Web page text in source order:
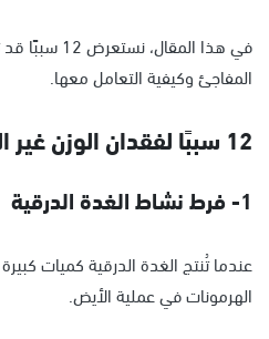
في هذا
المفاجئ وكيفية التعامل معها.
12 سببًا لفقدان الوزن غير المبرر
1- فرط نشاط الغدة الدرقية
عندما تُنتج الغدة الدرقية كميات
الهرمونات في عملية الأيض.